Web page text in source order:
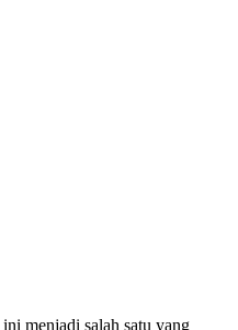
menjadi salah satu yang